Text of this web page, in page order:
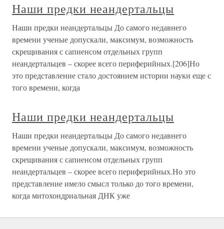
Наши предки неандертальцы
Наши предки неандертальцы До самого недавнего
времени ученые допускали, максимум, возможность
скрещивания с сапиенсом отдельных групп
неандертальцев – скорее всего периферийных.[206]Но
это представление стало достоянием истории науки еще с
того времени, когда
Наши предки неандертальцы
Наши предки неандертальцы До самого недавнего
времени ученые допускали, максимум, возможность
скрещивания с сапиенсом отдельных групп
неандертальцев – скорее всего периферийных.Но это
представление имело смысл только до того времени,
когда митохондриальная ДНК уже